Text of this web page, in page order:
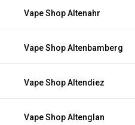
Vape Shop Altenahr
Vape Shop Altenbamberg
Vape Shop Altendiez
Vape Shop Altenglan